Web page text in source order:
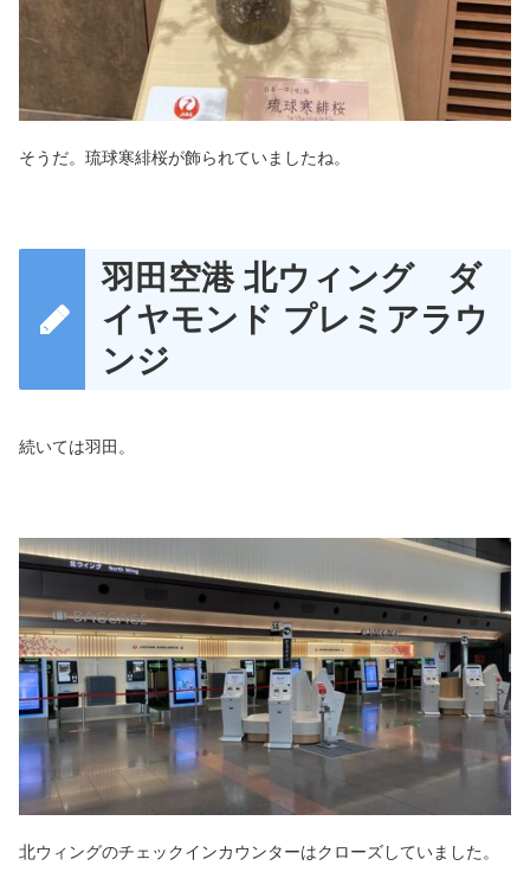
そうだ。琉球寒緋桜が飾られていましたね。
羽田空港 北ウィング ダ
イヤモンド プレミアラウ
ンジ
続いては羽田。
北ウィングのチェックインカウンターはクローズしていました。